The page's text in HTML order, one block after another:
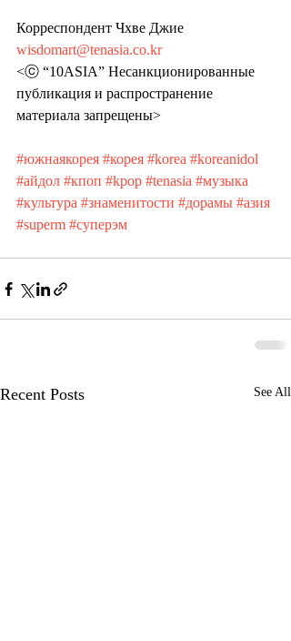
Корреспондент Чхве Джие
wisdomart@tenasia.co.kr
<ⓒ “10ASIA” Несанкционированные
публикация и распространение
материала запрещены>
#южнаякорея #корея #korea #koreanidol
#айдол #кпоп #kpop #tenasia #музыка
#культура #знаменитости #дорамы #азия
#superm #суперэм
Recent Posts See All